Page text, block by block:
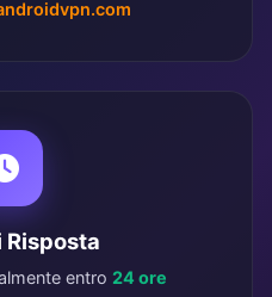
Risposta
entro 24 ore